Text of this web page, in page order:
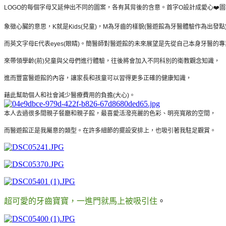
LOGO的每個字母又延伸出不同的圖案，各有其背後的含意。首字O設計成愛心❤️圖
象徵心臟的意思， K就是Kids(兒童)，M為牙齒的樣貌(醫遊館為牙醫體驗作為出發點)
而英文字母E代表eyes(眼睛)。簡醫師對醫遊館的未來展望是先從自己本身牙醫的專
來帶領學齡(前)兒童與父母們進行體驗，往後將會加入不同科別的衛教觀念知識，
進而豐富醫遊館的內容，讓家長和孩童可以習得更多正確的健康知識，
藉此幫助個人和社會減少醫療費用的負擔(大心)。
本人去過很多間親子餐廳和親子館，最喜愛活潑亮麗的色彩、 明亮寬敞的空間，
而醫遊館正是我屬意的類型。 在許多細節的擺設安排上，也吸引著我駐足觀賞。
超可愛的牙齒寶寶，一進門就馬上被吸引住 。